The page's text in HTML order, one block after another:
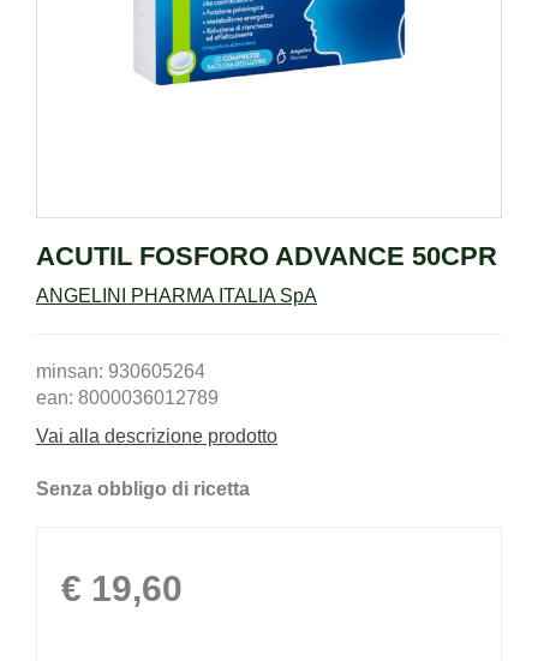
ACUTIL FOSFORO ADVANCE 50CPR
ANGELINI PHARMA ITALIA SpA
minsan: 930605264
ean: 8000036012789
Vai alla descrizione prodotto
Senza obbligo di ricetta
Prezzo
€ 19,60